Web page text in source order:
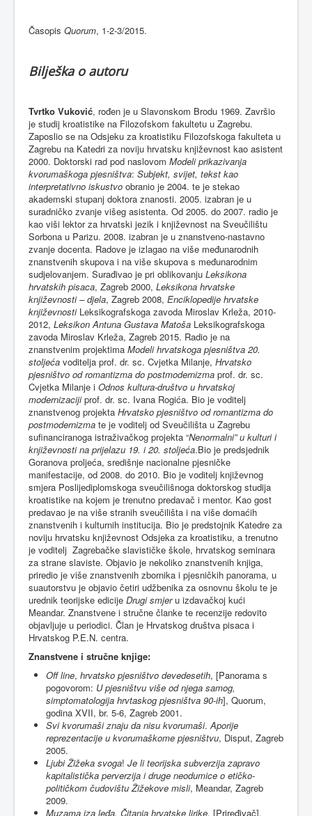
Časopis Quorum, 1-2-3/2015.
Bilješka o autoru
Tvrtko Vuković, rođen je u Slavonskom Brodu 1969. Završio
je studij kroatistike na Filozofskom fakultetu u Zagrebu.
Zaposlio se na Odsjeku za kroatistiku Filozofskoga fakulteta u
Zagrebu na Katedri za noviju hrvatsku književnost kao asistent
2000. Doktorski rad pod naslovom Modeli prikazivanja
kvorumaškoga pjesništva: Subjekt, svijet, tekst kao
interpretativno iskustvo obranio je 2004. te je stekao
akademski stupanj doktora znanosti. 2005. izabran je u
suradničko zvanje višeg asistenta. Od 2005. do 2007. radio je
kao viši lektor za hrvatski jezik i književnost na Sveučilištu
Sorbona u Parizu. 2008. izabran je u znanstveno-nastavno
zvanje docenta. Radove je izlagao na više međunarodnih
znanstvenih skupova i na više skupova s međunarodnim
sudjelovanjem. Surađivao je pri oblikovanju Leksikona
hrvatskih pisaca, Zagreb 2000, Leksikona hrvatske
književnosti – djela, Zagreb 2008, Enciklopedije hrvatske
književnostiLeksikografskoga zavoda Miroslav Krleža, 2010-
2012, Leksikon Antuna Gustava Matoša Leksikografskoga
zavoda Miroslav Krleža, Zagreb 2015. Radio je na
znanstvenim projektima Modeli hrvatskoga pjesništva 20.
stoljeća voditelja prof. dr. sc. Cvjetka Milanje, Hrvatsko
pjesništvo od romantizma do postmodernizma prof. dr. sc.
Cvjetka Milanje i Odnos kultura-društvo u hrvatskoj
modernizacijiprof. dr. sc. Ivana Rogića. Bio je voditelj
znanstvenog projekta Hrvatsko pjesništvo od romantizma do
postmodernizma te je voditelj od Sveučilišta u Zagrebu
sufinanciranoga istraživačkog projekta “Nenormalni” u kulturi i
književnosti na prijelazu 19. i 20. stoljeća.Bio je predsjednik
Goranova proljeća, središnje nacionalne pjesničke
manifestacije, od 2008. do 2010. Bio je voditelj književnog
smjera Poslijediplomskoga sveučilišnoga doktorskog studija
kroatistike na kojem je trenutno predavač i mentor. Kao gost
predavao je na više stranih sveučilišta i na više domaćih
znanstvenih i kulturnih institucija. Bio je predstojnik Katedre za
noviju hrvatsku književnost Odsjeka za kroatistiku, a trenutno
je voditelj Zagrebačke slavističke škole, hrvatskog seminara
za strane slaviste. Objavio je nekoliko znanstvenih knjiga,
priredio je više znanstvenih zbornika i pjesničkih panorama, u
suautorstvu je objavio četiri udžbenika za osnovnu školu te je
urednik teorijske edicije Drugi smjeru izdavačkoj kući
Meandar. Znanstvene i stručne članke te recenzije redovito
objavljuje u periodici. Član je Hrvatskog društva pisaca i
Hrvatskog P.E.N. centra.
Znanstvene i stručne knjige:
Off line, hrvatsko pjesništvo devedesetih, [Panorama s
pogovorom: U pjesništvu više od njega samog,
simptomatologija hrvtaskog pjesništva 90-ih], Quorum,
godina XVII, br. 5-6, Zagreb 2001.
Svi kvorumaši znaju da nisu kvorumaši.Aporije
reprezentacije u kvorumaškome pjesništvu, Disput, Zagreb
2005.
Ljubi Žižeka svoga! Je li teorijska subverzija zapravo
kapitalistička perverzija i druge neodumice o etičko-
političkom čudovištu Žižekove misli, Meandar, Zagreb
2009.
Muzama iza leđa. Čitanja hrvatske lirike, [Priređivač],